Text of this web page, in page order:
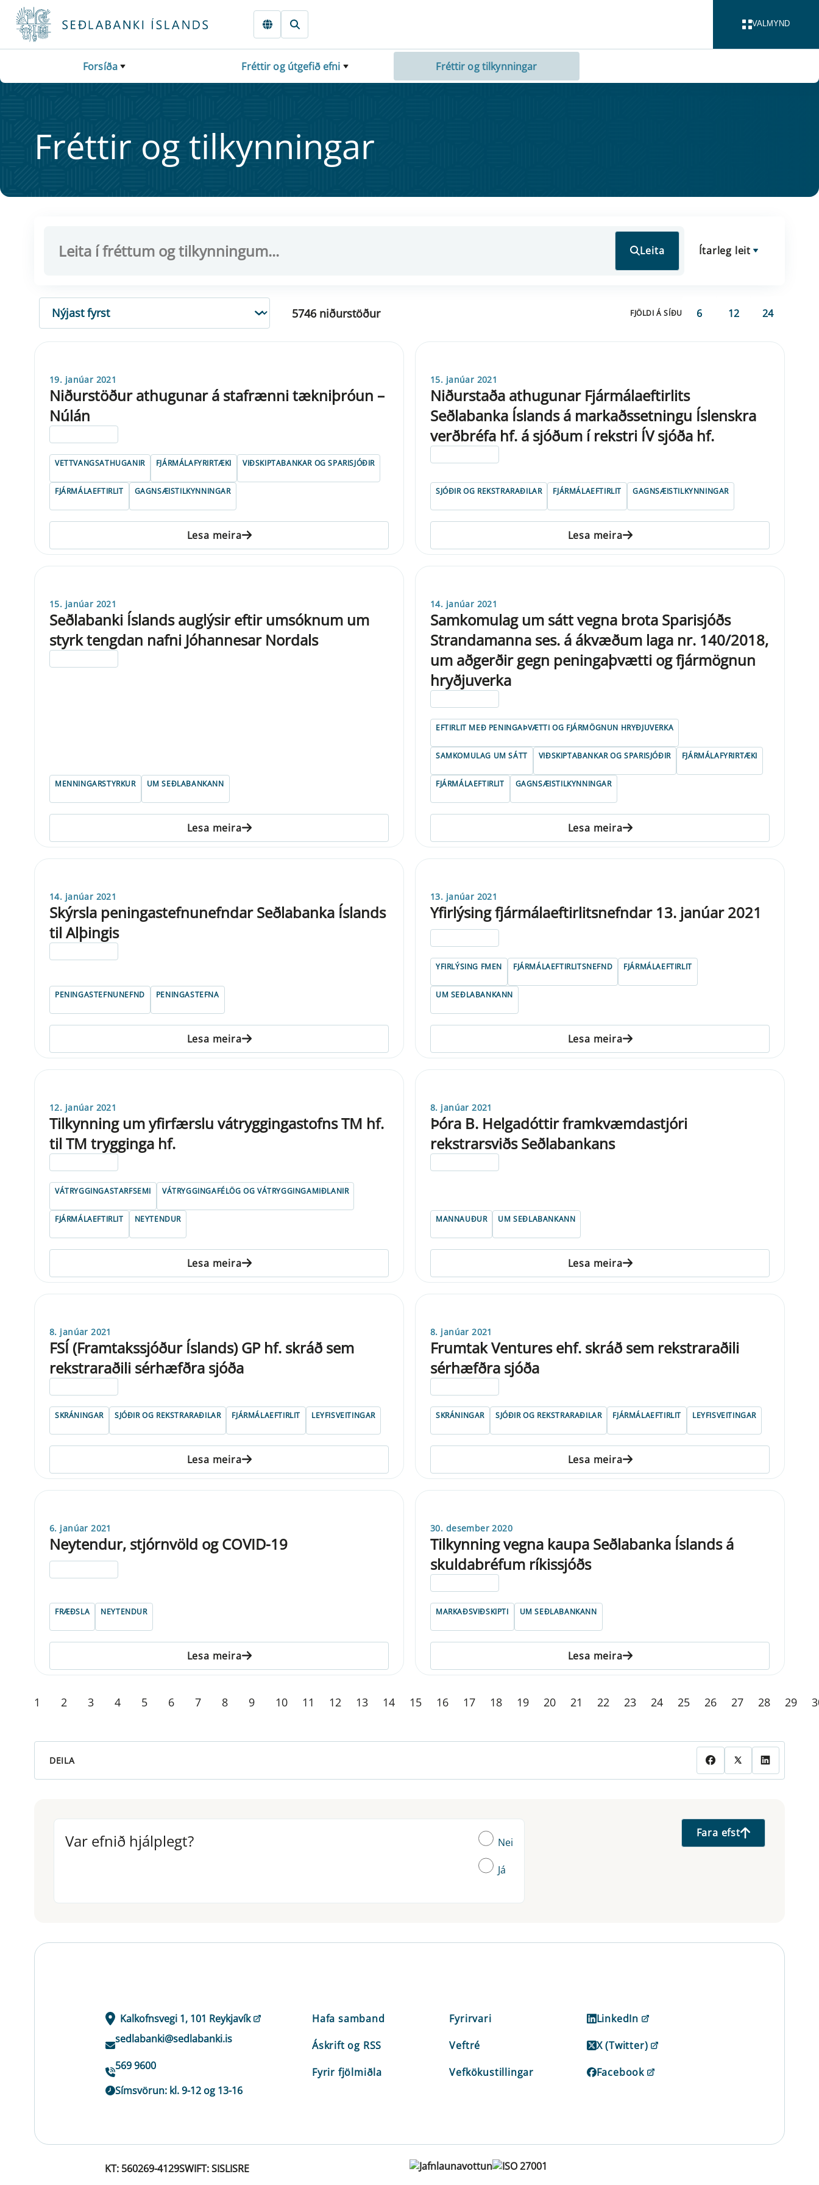
Fara beint í Meginmál
VALMYND
Forsíða Fréttir og útgefið efni Fréttir og tilkynningar
Frétt­ir og til­kynn­ing­ar
Leita Ítarleg leit
RÖÐUN
5746 niðurstöður FJÖLDI Á SÍÐU 6 12 24
19. janúar 2021
Niðurstöður athugunar á stafrænni tækniþróun –
Núlán
VETTVANGSATHUGANIR FJÁRMÁLAFYRIRTÆKI VIÐSKIPTABANKAR OG SPARISJÓÐIR
FJÁRMÁLAEFTIRLIT GAGNSÆISTILKYNNINGAR
Lesa meira
15. janúar 2021
Niðurstaða athugunar Fjármálaeftirlits
Seðlabanka Íslands á markaðssetningu Íslenskra
verðbréfa hf. á sjóðum í rekstri ÍV sjóða hf.
SJÓÐIR OG REKSTRARAÐILAR FJÁRMÁLAEFTIRLIT GAGNSÆISTILKYNNINGAR
Lesa meira
15. janúar 2021
Seðlabanki Íslands auglýsir eftir umsóknum um
styrk tengdan nafni Jóhannesar Nordals
MENNINGARSTYRKUR UM SEÐLABANKANN
Lesa meira
14. janúar 2021
Samkomulag um sátt vegna brota Sparisjóðs
Strandamanna ses. á ákvæðum laga nr. 140/2018,
um aðgerðir gegn peningaþvætti og fjármögnun
hryðjuverka
EFTIRLIT MEÐ PENINGAÞVÆTTI OG FJÁRMÖGNUN HRYÐJUVERKA
SAMKOMULAG UM SÁTT VIÐSKIPTABANKAR OG SPARISJÓÐIR FJÁRMÁLAFYRIRTÆKI
FJÁRMÁLAEFTIRLIT GAGNSÆISTILKYNNINGAR
Lesa meira
14. janúar 2021
Skýrsla peningastefnunefndar Seðlabanka Íslands
til Alþingis
PENINGASTEFNUNEFND PENINGASTEFNA
Lesa meira
13. janúar 2021
Yfirlýsing fjármálaeftirlitsnefndar 13. janúar 2021
YFIRLÝSING FMEN FJÁRMÁLAEFTIRLITSNEFND FJÁRMÁLAEFTIRLIT
UM SEÐLABANKANN
Lesa meira
12. janúar 2021
Tilkynning um yfirfærslu vátryggingastofns TM hf.
til TM trygginga hf.
VÁTRYGGINGASTARFSEMI VÁTRYGGINGAFÉLÖG OG VÁTRYGGINGAMIÐLANIR
FJÁRMÁLAEFTIRLIT NEYTENDUR
Lesa meira
8. janúar 2021
Þóra B. Helgadóttir framkvæmdastjóri
rekstrarsviðs Seðlabankans
MANNAUÐUR UM SEÐLABANKANN
Lesa meira
8. janúar 2021
FSÍ (Framtakssjóður Íslands) GP hf. skráð sem
rekstraraðili sérhæfðra sjóða
SKRÁNINGAR SJÓÐIR OG REKSTRARAÐILAR FJÁRMÁLAEFTIRLIT LEYFISVEITINGAR
Lesa meira
8. janúar 2021
Frumtak Ventures ehf. skráð sem rekstraraðili
sérhæfðra sjóða
SKRÁNINGAR SJÓÐIR OG REKSTRARAÐILAR FJÁRMÁLAEFTIRLIT LEYFISVEITINGAR
Lesa meira
6. janúar 2021
Neytendur, stjórnvöld og COVID-19
FRÆÐSLA NEYTENDUR
Lesa meira
30. desember 2020
Tilkynning vegna kaupa Seðlabanka Íslands á
skuldabréfum ríkissjóðs
MARKAÐSVIÐSKIPTI UM SEÐLABANKANN
Lesa meira
1 2 3 4 5 6 7 8 9 10 11 12 13 14 15 16 17 18 19 20 21 22 23 24 25 26 27 28 29
DEILA
Var efnið hjálplegt?
Var efnið hjálplegt? Nei
Já
Fara efst
Kalkofnsvegi 1, 101 Reykjavík
sedlabanki@sedlabanki.is
569 9600
Símsvörun: kl. 9-12 og 13-16
Hafa samband
Áskrift og RSS
Fyrir fjölmiðla
Fyrirvari
Veftré
Vefkökustillingar
LinkedIn
X (Twitter)
Facebook
KT: 560269-4129SWIFT: SISLISRE